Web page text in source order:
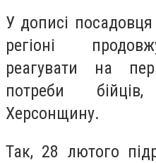
У дописі
регіоні
реагувати на
потреби
Херсонщину.
Так, 28 лютого